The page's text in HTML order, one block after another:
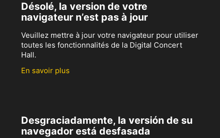
Désolé, la version de votre
navigateur n’est pas à jour
Veuillez mettre à jour votre navigateur pour utiliser
toutes les fonctionnalités de la Digital Concert
Hall.
En savoir plus
Desgraciadamente, la versión de su
navegador está desfasada